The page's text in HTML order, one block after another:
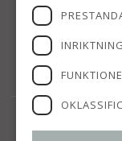
INRIKTNING